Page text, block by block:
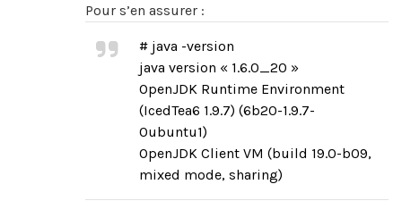
Pour s’en assurer :
# java -version
java version « 1.6.0_20 »
OpenJDK Runtime Environment
(IcedTea6 1.9.7) (6b20-1.9.7-
0ubuntu1)
OpenJDK Client VM (build 19.0-b09,
mixed mode, sharing)